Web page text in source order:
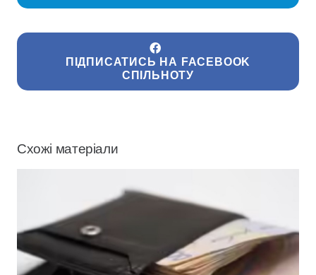
ПІДПИСАТИСЬ НА FACEBOOK
СПІЛЬНОТУ
Схожі матеріали